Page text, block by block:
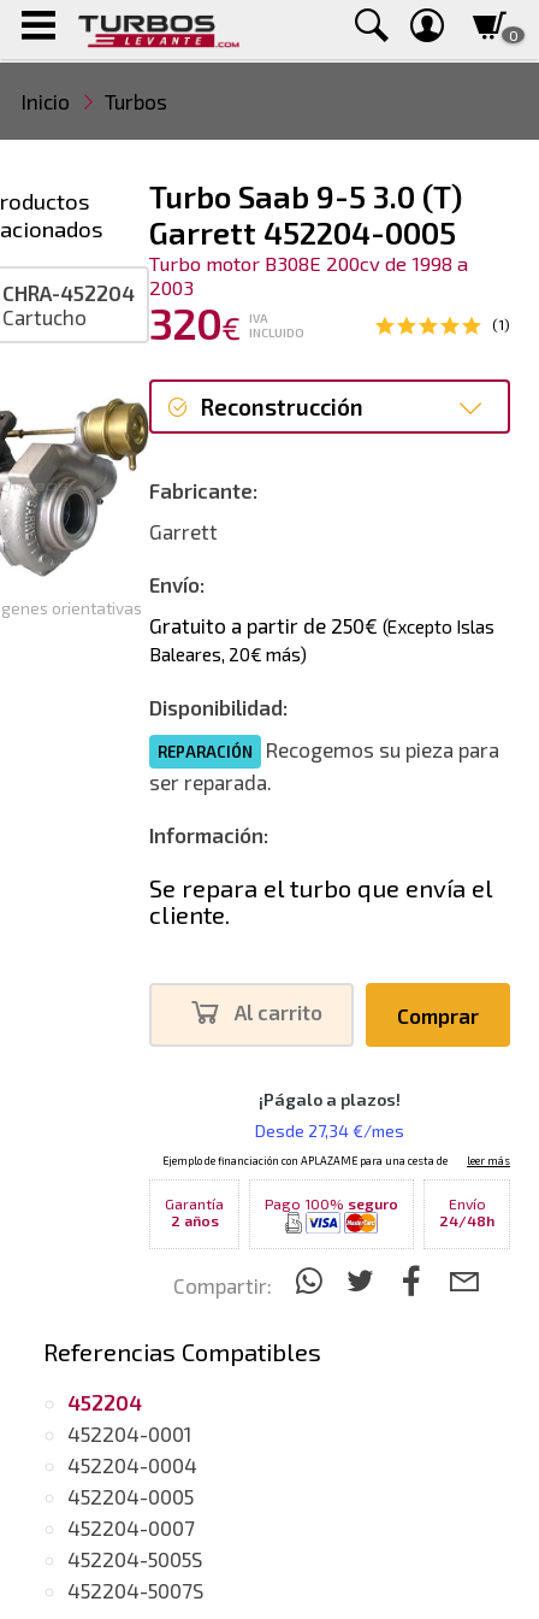
0
Inicio Turbos
Turbo Saab 9-5 3.0 (T)
Garrett 452204-0005
Turbo motor B308E 200cv de 1998 a
2003
320€
IVA
INCLUIDO
(1)
Reconstrucción
Fabricante:
Garrett
Envío:
Gratuito a partir de 250€ (Excepto Islas
Baleares, 20€ más)
Disponibilidad:
REPARACIÓN
Recogemos su pieza para
ser reparada.
Información:
Se repara el turbo que envía el
cliente.
Al carrito Comprar
Garantía
2 años
Pago 100% seguro
Envío
24/48h
Compartir:
orientativas
CHRA-452204
Cartucho
Referencias Compatibles
452204
452204-0001
452204-0004
452204-0005
452204-0007
452204-5005S
452204-5007S